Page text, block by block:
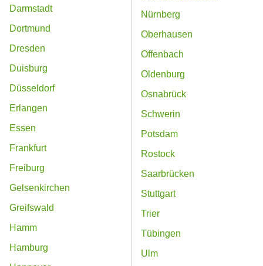
Darmstadt
Dortmund
Dresden
Duisburg
Düsseldorf
Erlangen
Essen
Frankfurt
Freiburg
Gelsenkirchen
Greifswald
Hamm
Hamburg
Nürnberg
Oberhausen
Offenbach
Oldenburg
Osnabrück
Schwerin
Potsdam
Rostock
Saarbrücken
Stuttgart
Trier
Tübingen
Ulm